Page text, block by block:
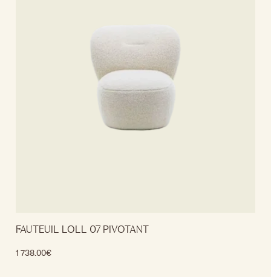
FAUTEUIL LOLL 07 PIVOTANT
1 738.00€